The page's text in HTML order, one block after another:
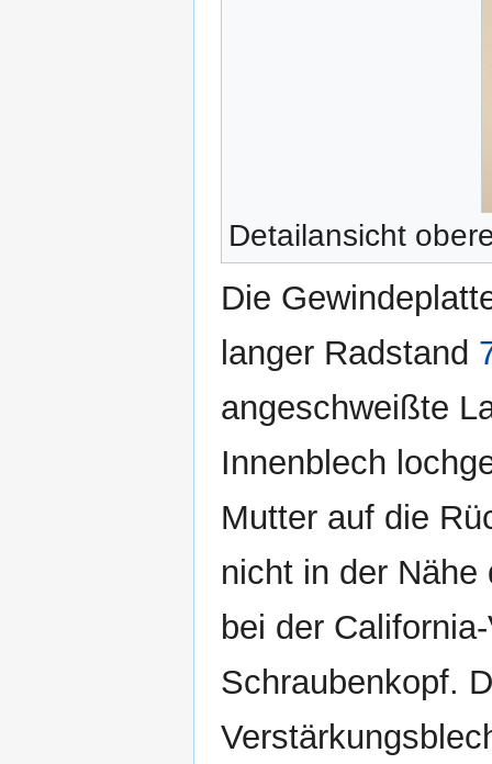
Detailansicht
Die
langer Radstand
angeschweißte
Innenblech
Mutter auf die
nicht in der
bei der
Schraubenkopf.